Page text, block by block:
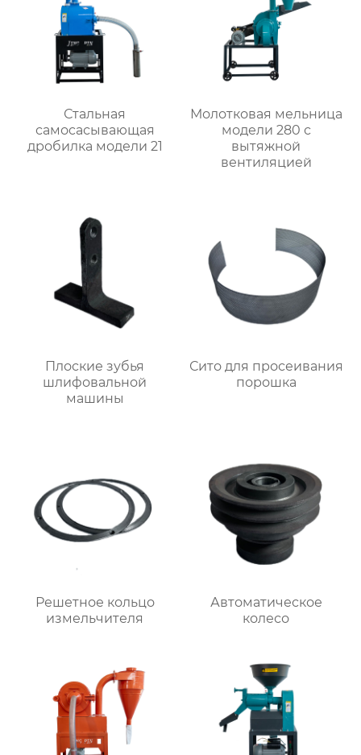
Стальная
самоcасывающая
дробилка модели 21
Молотковая мельница
модели 280 с
вытяжной
вентиляцией
Плоские зубья
шлифовальной
машины
Сито для просеивания
порошка
Решетное кольцо
измельчителя
Автоматическое
колесо